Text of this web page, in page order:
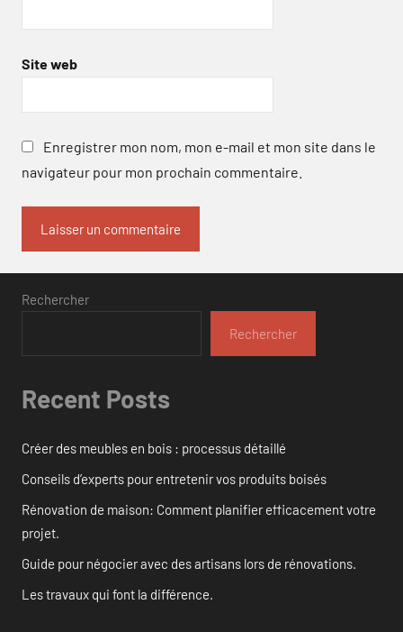
Site web
Enregistrer mon nom, mon e-mail et mon site dans le
navigateur pour mon prochain commentaire.
Rechercher
Rechercher
Recent Posts
Créer des meubles en bois : processus détaillé
Conseils d’experts pour entretenir vos produits boisés
Rénovation de maison: Comment planifier efficacement votre
projet.
Guide pour négocier avec des artisans lors de rénovations.
Les travaux qui font la différence.